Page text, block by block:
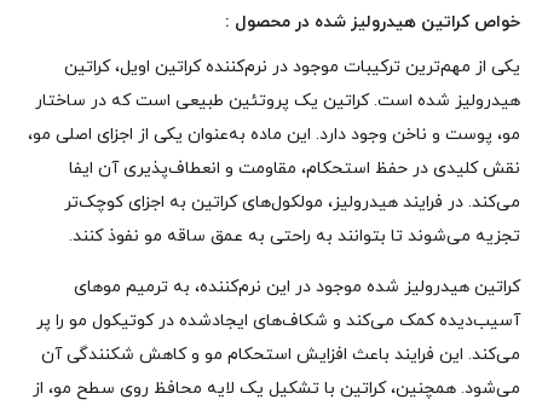
خواص کراتین هیدرولیز شده در محصول :
یکی از مهم‌ترین ترکیبات موجود در نرم‌کننده کراتین اویل، کراتین
هیدرولیز شده است. کراتین یک پروتئین طبیعی است که در ساختار
مو، پوست و ناخن وجود دارد. این ماده به‌عنوان یکی از اجزای اصلی مو،
نقش کلیدی در حفظ استحکام، مقاومت و انعطاف‌پذیری آن ایفا
می‌کند. در فرایند هیدرولیز، مولکول‌های کراتین به اجزای کوچک‌تر
تجزیه می‌شوند تا بتوانند به راحتی به عمق ساقه مو نفوذ کنند.
کراتین هیدرولیز شده موجود در این نرم‌کننده، به ترمیم موهای
آسیب‌دیده کمک می‌کند و شکاف‌های ایجادشده در کوتیکول مو را پر
می‌کند. این فرایند باعث افزایش استحکام مو و کاهش شکنندگی آن
می‌شود. همچنین، کراتین با تشکیل یک لایه محافظ روی سطح مو، از